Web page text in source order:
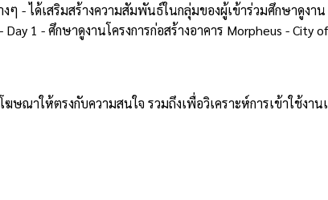
- ได้เสริมสร้างความสัมพันธ์ในกลุ่มของผู้เข้าร่วมศึกษาดู
1 - ศึกษาดูงานโครงการก่อสร้างอาคาร Morpheus - City
ณาให้ตรงกับความสนใจ รวมถึงเพื่อวิเคราะห์การเข้าใช้งา